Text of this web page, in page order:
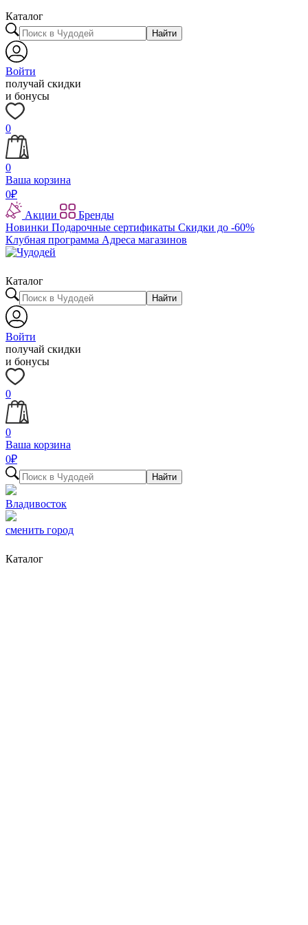
Каталог
Найти
Войти
получай скидки
и бонусы
0
0
Ваша корзина
0₽
Акции
Бренды
Новинки Подарочные сертификаты Скидки до -60%
Клубная программа Адреса магазинов
Каталог
Найти
Войти
получай скидки
и бонусы
0
0
Ваша корзина
0₽
Найти
Владивосток
сменить город
Каталог